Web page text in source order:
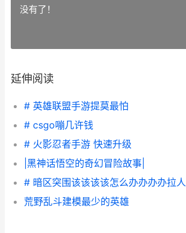
没有了！
延伸阅读
# 英雄联盟手游提莫最怕
# csgo嘣几许钱
# 火影忍者手游 快速升级
|黑神话悟空的奇幻冒险故事|
# 暗区突围该该该该怎么办办办办拉人
荒野乱斗建模最少的英雄